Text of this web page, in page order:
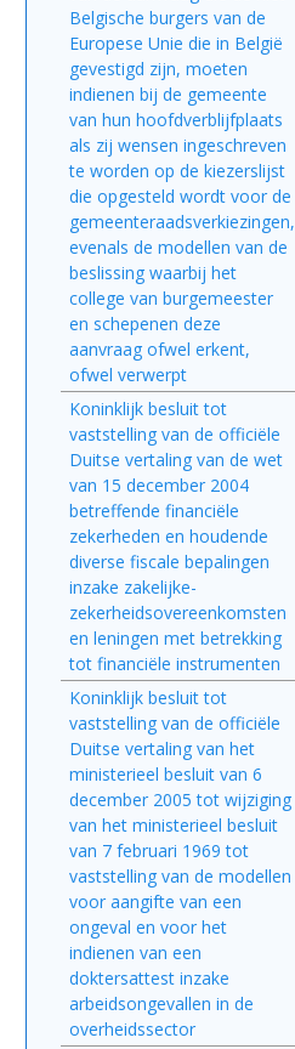
Belgische burgers van de
Europese Unie die in België
gevestigd zijn, moeten
indienen bij de gemeente
van hun hoofdverblijfplaats
als zij wensen ingeschreven
te worden op de kiezerslijst
die opgesteld wordt voor de
gemeenteraadsverkiezingen,
evenals de modellen van de
beslissing waarbij het
college van burgemeester
en schepenen deze
aanvraag ofwel erkent,
ofwel verwerpt
Koninklijk besluit tot
vaststelling van de officiële
Duitse vertaling van de wet
van 15 december 2004
betreffende financiële
zekerheden en houdende
diverse fiscale bepalingen
inzake zakelijke-
zekerheidsovereenkomsten
en leningen met betrekking
tot financiële instrumenten
Koninklijk besluit tot
vaststelling van de officiële
Duitse vertaling van het
ministerieel besluit van 6
december 2005 tot wijziging
van het ministerieel besluit
van 7 februari 1969 tot
vaststelling van de modellen
voor aangifte van een
ongeval en voor het
indienen van een
doktersattest inzake
arbeidsongevallen in de
overheidssector